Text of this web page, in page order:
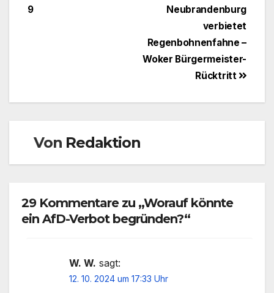
Neubrandenburg
verbietet
Regenbohnenfahne –
Woker Bürgermeister-
Rücktritt
9
Von Redaktion
29 Kommentare zu „Worauf könnte
ein AfD-Verbot begründen?“
W. W. sagt:
12. 10. 2024 um 17:33 Uhr